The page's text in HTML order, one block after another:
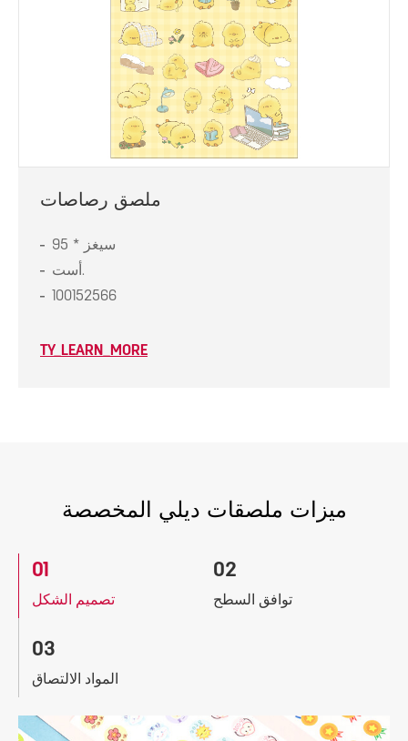
ملصق رصاصات
سيغز * 95
أست.
100152566
TY_LEARN_MORE
ميزات ملصقات ديلي المخصصة
01
تصميم الشكل
02
توافق السطح
03
المواد الالتصاق